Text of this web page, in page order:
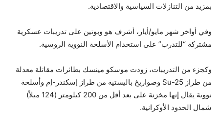
بمزيد من التنازلات السياسية والاقتصادية.
وفي أواخر شهر مايو/أيار، أشرف هو وبوتين على تدريبات عسكرية
مشتركة “للتدرب” على استخدام الأسلحة النووية الروسية.
وكجزء من التدريبات، زودت موسكو مينسك بطائرات مقاتلة معدلة
من طراز Su-25 وصواريخ باليستية من طراز إسكندر-إم وأسلحة
نووية يقال إنها مخزنة على بعد أقل من 200 كيلومتر (124 ميلاً)
شمال الحدود الأوكرانية.